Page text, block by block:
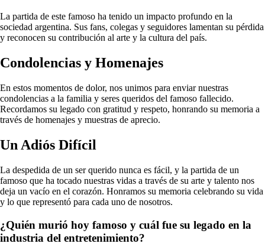
La partida de este famoso ha tenido un impacto profundo en la
sociedad argentina. Sus fans, colegas y seguidores lamentan su pérdida
y reconocen su contribución al arte y la cultura del país.
Condolencias y Homenajes
En estos momentos de dolor, nos unimos para enviar nuestras
condolencias a la familia y seres queridos del famoso fallecido.
Recordamos su legado con gratitud y respeto, honrando su memoria a
través de homenajes y muestras de aprecio.
Un Adiós Difícil
La despedida de un ser querido nunca es fácil, y la partida de un
famoso que ha tocado nuestras vidas a través de su arte y talento nos
deja un vacío en el corazón. Honramos su memoria celebrando su vida
y lo que representó para cada uno de nosotros.
¿Quién murió hoy famoso y cuál fue su legado en la
industria del entretenimiento?